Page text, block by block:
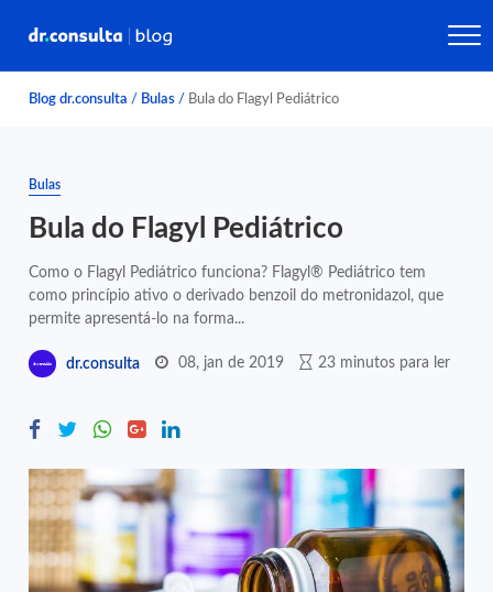
Blog dr.consulta / Bulas / Bula do Flagyl Pediátrico
Bulas
Bula do Flagyl Pediátrico
Como o Flagyl Pediátrico funciona? Flagyl® Pediátrico tem
como princípio ativo o derivado benzoil do metronidazol, que
permite apresentá-lo na forma...
dr.consulta 08, jan de 2019 23 minutos para ler